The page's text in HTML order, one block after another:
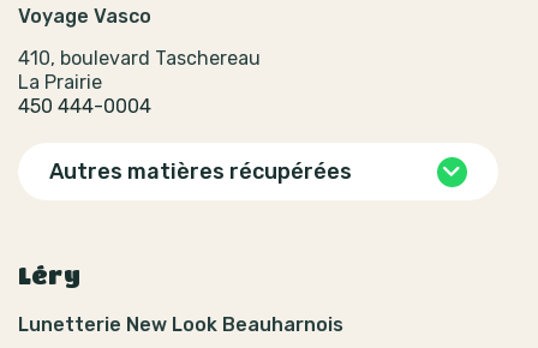
Voyage Vasco
410, boulevard Taschereau
La Prairie
450 444-0004
Autres matières récupérées
Léry
Lunetterie New Look Beauharnois